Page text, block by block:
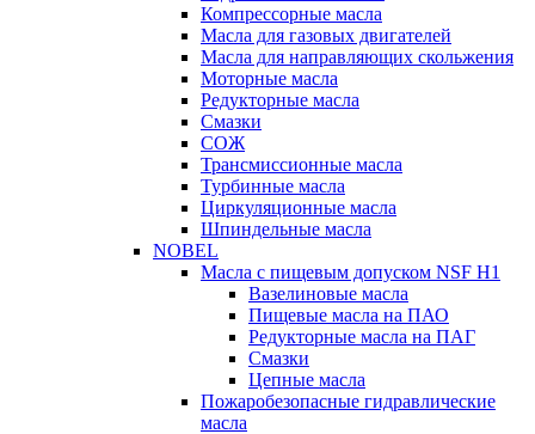
Компрессорные масла
Масла для газовых двигателей
Масла для направляющих скольжения
Моторные масла
Редукторные масла
Смазки
СОЖ
Трансмиссионные масла
Турбинные масла
Циркуляционные масла
Шпиндельные масла
NOBEL
Масла с пищевым допуском NSF H1
Вазелиновые масла
Пищевые масла на ПАО
Редукторные масла на ПАГ
Смазки
Цепные масла
Пожаробезопасные гидравлические
масла